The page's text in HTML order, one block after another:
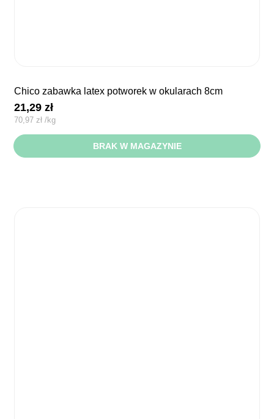
chico zabawka latex potworek w okularach 8cm
21,29zł
70,97 zł /kg
BRAK W MAGAZYNIE